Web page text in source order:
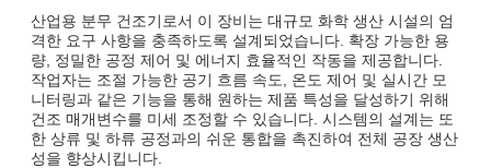
산업용 분무 건조기로서 이 장비는 대규모 화학 생산 시설의 엄
격한 요구 사항을 충족하도록 설계되었습니다. 확장 가능한 용
량, 정밀한 공정 제어 및 에너지 효율적인 작동을 제공합니다.
작업자는 조절 가능한 공기 흐름 속도, 온도 제어 및 실시간 모
니터링과 같은 기능을 통해 원하는 제품 특성을 달성하기 위해
건조 매개변수를 미세 조정할 수 있습니다. 시스템의 설계는 또
한 상류 및 하류 공정과의 쉬운 통합을 촉진하여 전체 공장 생산
성을 향상시킵니다.